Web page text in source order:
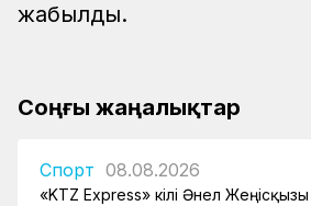
жабылды.
Соңғы жаңалықтар
Спорт 08.08.2026
«KTZ Express» өкілі Әнел Жеңісқызы